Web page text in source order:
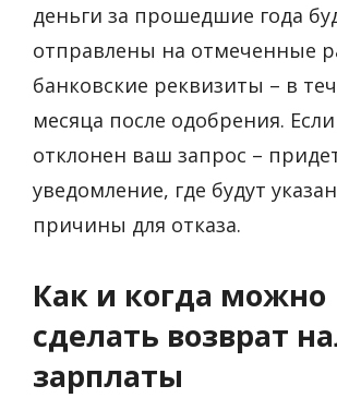
деньги за прошедшие года
отправлены на отмеченные
банковские реквизиты – в
месяца после одобрения.
отклонен ваш запрос –
уведомление, где будут
причины для отказа.
Как и когда можно
сделать возврат
зарплаты